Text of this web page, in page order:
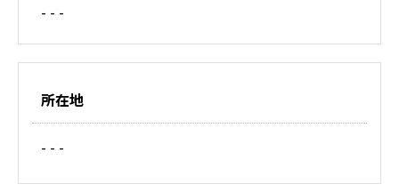
- - -
所在地
- - -